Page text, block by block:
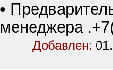
•
менеджера
Добавлен: